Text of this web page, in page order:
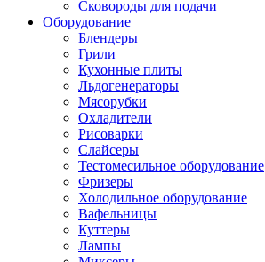
Сковороды для подачи
Оборудование
Блендеры
Грили
Кухонные плиты
Льдогенераторы
Мясорубки
Охладители
Рисоварки
Слайсеры
Тестомесильное оборудование
Фризеры
Холодильное оборудование
Вафельницы
Куттеры
Лампы